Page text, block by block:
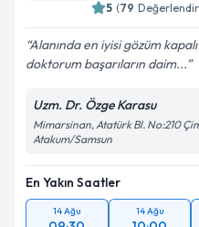
5 (79
Alanında en iyisi gözüm
doktorum başarıların daim...
Uzm. Dr. Özge Karasu
Mimarsinan, Atatürk Bl. No:210
Atakum/Samsun
En Yakın Saatler
14 Ağu 14 Ağu